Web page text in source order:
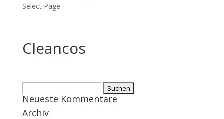
Select Page
Cleancos
nach:
Neueste Kommentare
Archiv